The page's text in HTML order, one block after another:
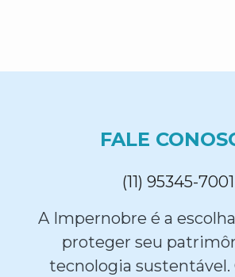
FALE
(11) 95345-7001
A Impernobre é a
proteger seu
tecnologia sustentável.